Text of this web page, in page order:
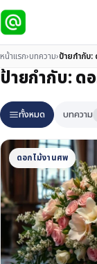
หน้าแรก›บทความ›ป้ายกำกับ:
ป้ายกำกับ:ด
ทั้งหมด บทความ
ดอกไม้งานศพ